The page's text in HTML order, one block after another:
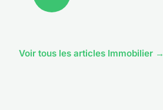
Voir tous les articles Immobilier →